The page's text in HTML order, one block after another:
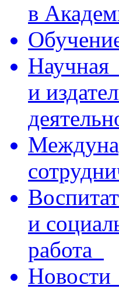
в
Научная
и
и
работа
Новости